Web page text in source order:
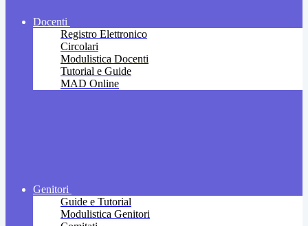
Docenti
Registro Elettronico
Circolari
Modulistica Docenti
Tutorial e Guide
MAD Online
Genitori
Guide e Tutorial
Modulistica Genitori